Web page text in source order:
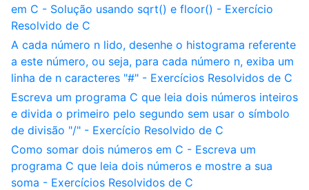
em C - Solução usando sqrt() e floor() - Exercício
Resolvido de C
A cada número n lido, desenhe o histograma referente
a este número, ou seja, para cada número n, exiba um
linha de n caracteres "#" - Exercícios Resolvidos de C
Escreva um programa C que leia dois números inteiros
e divida o primeiro pelo segundo sem usar o símbolo
de divisão "/" - Exercício Resolvido de C
Como somar dois números em C - Escreva um
programa C que leia dois números e mostre a sua
soma - Exercícios Resolvidos de C